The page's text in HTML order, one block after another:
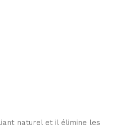
naturel et il élimine les